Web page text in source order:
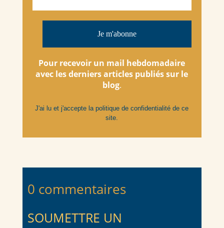
Pour recevoir un mail hebdomadaire
avec les derniers articles publiés sur le
blog.
J'ai lu et j'accepte lapolitique de confidentialité de ce
site.
0 commentaires
SOUMETTRE UN